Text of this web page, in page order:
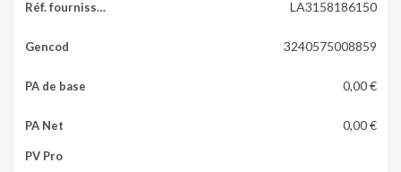
LA3158186150
3240575008859
0,00 €
0,00 €